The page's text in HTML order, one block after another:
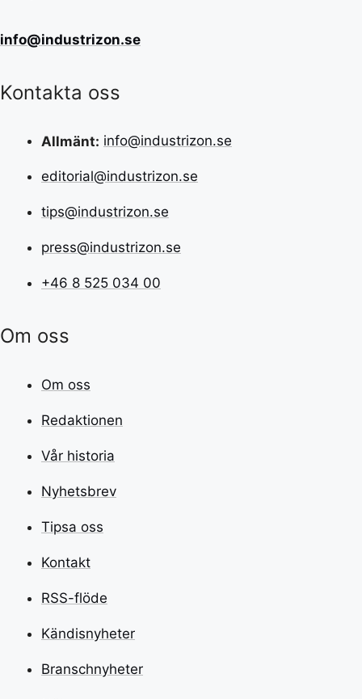
info@industrizon.se
Kontakta oss
Allmänt: info@industrizon.se
editorial@industrizon.se
tips@industrizon.se
press@industrizon.se
+46 8 525 034 00
Om oss
Om oss
Redaktionen
Vår historia
Nyhetsbrev
Tipsa oss
Kontakt
RSS-flöde
Kändisnyheter
Branschnyheter